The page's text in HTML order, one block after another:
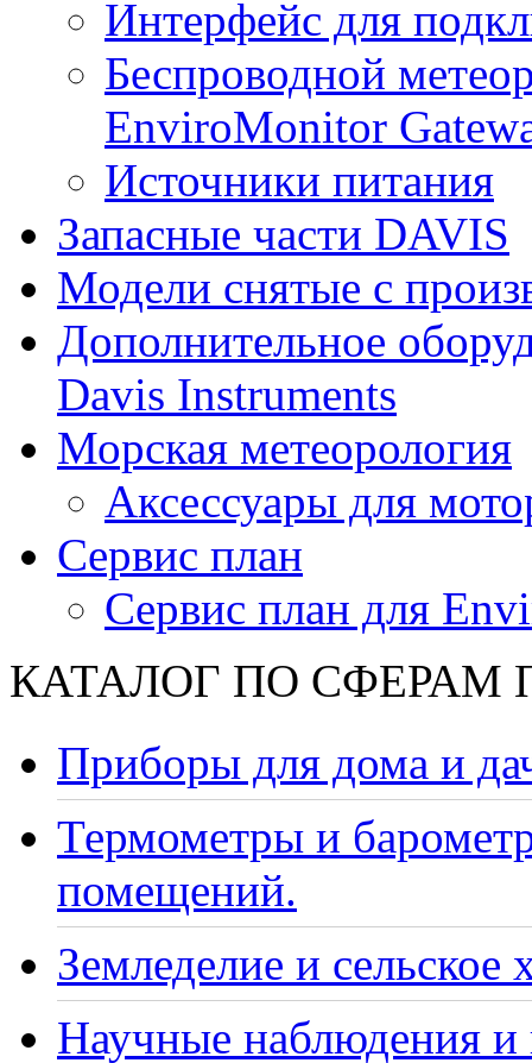
Интерфейс для
Беспроводной
EnviroMonitor
Источники питания
Запасные части DAVIS
Модели снятые с
Дополнительное
Davis Instruments
Морская метеорология
Аксессуары для
Сервис план
Сервис план для
КАТАЛОГ ПО СФЕРАМ
Приборы для дома и
Термометры и
помещений.
Земледелие и сельское
Научные наблюдения и